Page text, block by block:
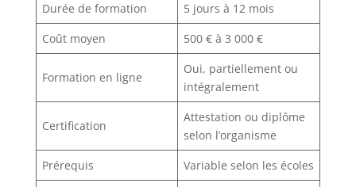
Durée de formation
5 jours à 12 mois
Coût moyen
500 € à 3 000 €
Formation en ligne
Oui, partiellement ou
intégralement
Certification
Attestation ou diplôme
selon l’organisme
Prérequis
Variable selon les écoles